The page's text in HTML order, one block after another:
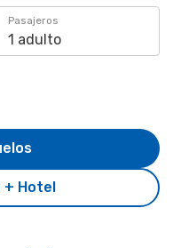
Pasajeros
1 adulto
+ Hotel